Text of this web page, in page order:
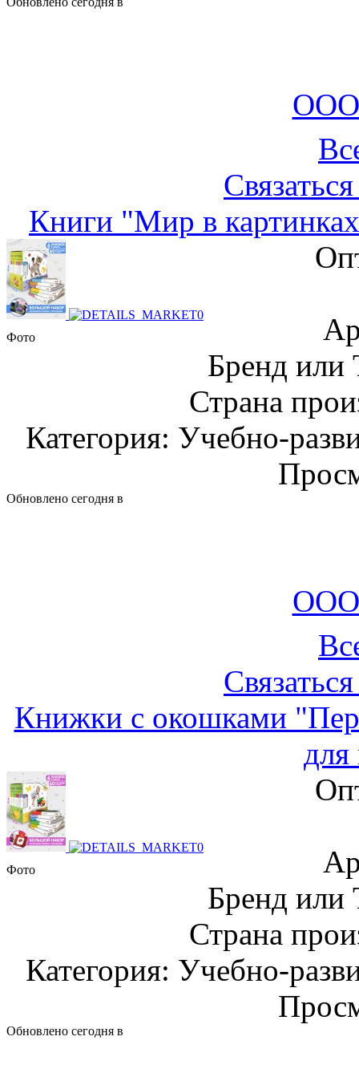
ООО
Книги "Мир в
Фото
Бренд или
Страна
Категория: Учебно-
Обновлено сегодня в
ООО
Книжки с окошками
Фото
Бренд или
Страна
Категория: Учебно-
Обновлено сегодня в